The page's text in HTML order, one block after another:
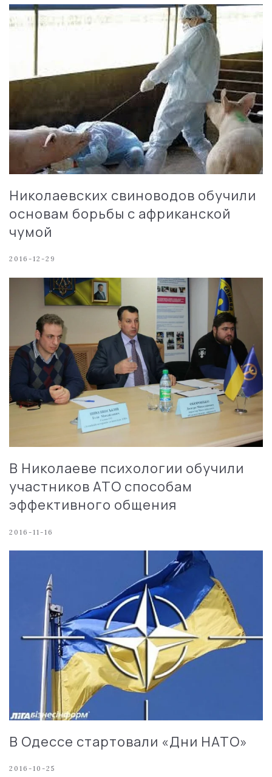
Николаевских свиноводов обучили
основам борьбы с африканской
чумой
2016-12-29
В Николаеве психологии обучили
участников АТО способам
эффективного общения
2016-11-16
В Одессе стартовали «Дни НАТО»
2016-10-25